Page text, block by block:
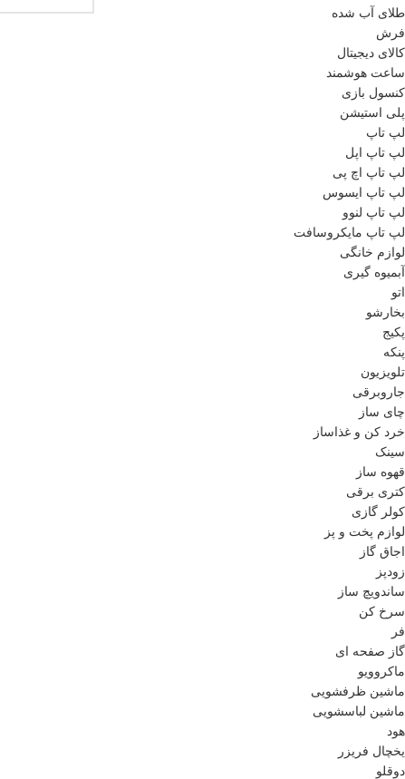
طلای آب شده
فرش
کالای دیجیتال
ساعت هوشمند
کنسول بازی
پلی استیشن
لپ تاپ
لپ تاپ اپل
لپ تاپ اچ پی
لپ تاپ ایسوس
لپ تاپ لنوو
لپ تاپ مایکروسافت
لوازم خانگی
آبمیوه گیری
اتو
بخارشو
پکیج
پنکه
تلویزیون
جاروبرقی
چای ساز
خرد کن و غذاساز
سینک
قهوه ساز
کتری برقی
کولر گازی
لوازم پخت و پز
اجاق گاز
زودپز
ساندویچ ساز
سرخ کن
فر
گاز صفحه ای
ماکروویو
ماشین ظرفشویی
ماشین لباسشویی
هود
یخچال فریزر
دوقلو